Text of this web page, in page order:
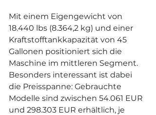
Mit einem Eigengewicht von
18.440 lbs (8.364,2 kg) und einer
Kraftstofftankkapazität von 45
Gallonen positioniert sich die
Maschine im mittleren Segment.
Besonders interessant ist dabei
die Preisspanne: Gebrauchte
Modelle sind zwischen 54.061 EUR
und 298.303 EUR erhältlich, je